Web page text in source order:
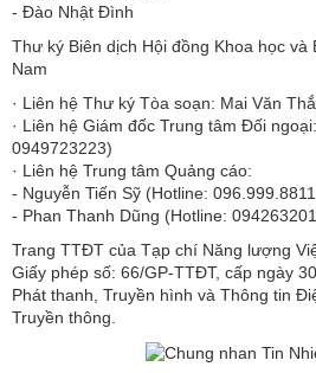
- Đào Nhật Đình
Thư ký Biên dịch Hội đồng Khoa học và
Nam
· Liên hệ Thư ký Tòa soạn: Mai Văn
· Liên hệ Giám đốc Trung tâm Đối
0949723223)
· Liên hệ Trung tâm Quảng cáo:
- Nguyễn Tiến Sỹ (Hotline:
- Phan Thanh Dũng (Hotline:
Trang TTĐT của Tạp chí Năng lượng
Giấy phép số: 66/GP-TTĐT, cấp ngày
Phát thanh, Truyền hình và Thông tin
Truyền thông.